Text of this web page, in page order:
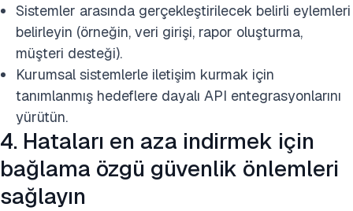
Sistemler arasında gerçekleştirilecek belirli eylemleri
belirleyin (örneğin, veri girişi, rapor oluşturma,
müşteri desteği).
Kurumsal sistemlerle iletişim kurmak için
tanımlanmış hedeflere dayalı API entegrasyonlarını
yürütün.
4. Hataları en aza indirmek için
bağlama özgü güvenlik önlemleri
sağlayın